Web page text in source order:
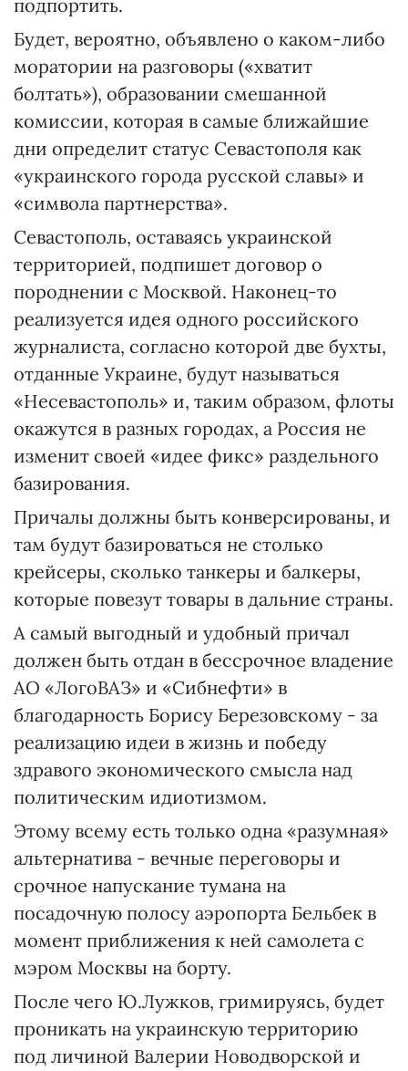
подпортить.
Будет, вероятно, объявлено о каком-либо
моратории на разговоры («хватит
болтать»), образовании смешанной
комиссии, которая в самые ближайшие
дни определит статус Севастополя как
«украинского города русской славы» и
«символа партнерства».
Севастополь, оставаясь украинской
территорией, подпишет договор о
породнении с Москвой. Наконец-то
реализуется идея одного российского
журналиста, согласно которой две бухты,
отданные Украине, будут называться
«Несевастополь» и, таким образом, флоты
окажутся в разных городах, а Россия не
изменит своей «идее фикс» раздельного
базирования.
Причалы должны быть конверсированы, и
там будут базироваться не столько
крейсеры, сколько танкеры и балкеры,
которые повезут товары в дальние страны.
А самый выгодный и удобный причал
должен быть отдан в бессрочное владение
АО «ЛогоВАЗ» и «Сибнефти» в
благодарность Борису Березовскому - за
реализацию идеи в жизнь и победу
здравого экономического смысла над
политическим идиотизмом.
Этому всему есть только одна «разумная»
альтернатива - вечные переговоры и
срочное напускание тумана на
посадочную полосу аэропорта Бельбек в
момент приближения к ней самолета с
мэром Москвы на борту.
После чего Ю.Лужков, гримируясь, будет
проникать на украинскую территорию
под личиной Валерии Новодворской и